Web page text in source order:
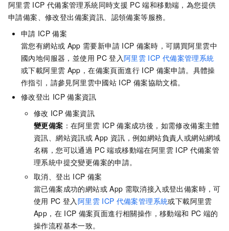
阿里雲 ICP 代備案管理系統同時支援 PC 端和移動端，為您提供
申請備案、修改登出備案資訊、認領備案等服務。
申請 ICP 備案
當您有網站或 App 需要新申請 ICP 備案時，可購買阿里雲中
國內地伺服器，並使用 PC 登入阿里雲 ICP 代備案管理系統
或下載阿里雲 App，在備案頁面進行 ICP 備案申請。 具體操
作指引，請參見阿里雲中國站 ICP 備案協助文檔。
修改登出 ICP 備案資訊
修改 ICP 備案資訊
變更備案 ：在阿里雲 ICP 備案成功後，如需修改備案主體
資訊、網站資訊或 App 資訊，例如網站負責人或網站網域
名稱，您可以通過 PC 端或移動端在阿里雲 ICP 代備案管
理系統中提交變更備案的申請。
取消、登出 ICP 備案
當已備案成功的網站或 App 需取消接入或登出備案時，可
使用 PC 登入 阿里雲 ICP 代備案管理系統或下載阿里雲
App，在 ICP 備案頁面進行相關操作，移動端和 PC 端的
操作流程基本一致。